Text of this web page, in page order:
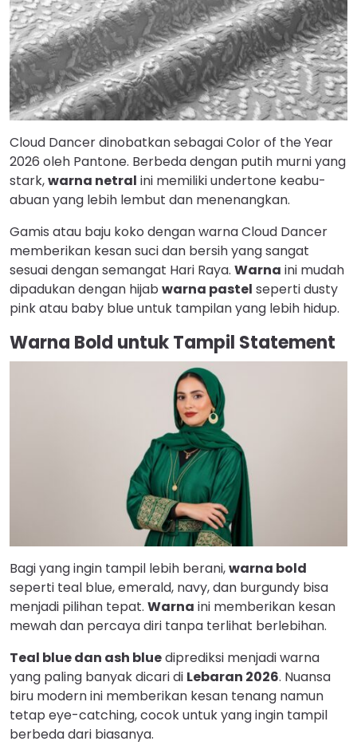
Cloud Dancer dinobatkan sebagai Color of the Year
2026 oleh Pantone. Berbeda dengan putih murni yang
stark,warna netral ini memiliki undertone keabu-
abuan yang lebih lembut dan menenangkan.
Gamis atau baju koko dengan warna Cloud Dancer
memberikan kesan suci dan bersih yang sangat
sesuai dengan semangat Hari Raya. Warna ini mudah
dipadukan dengan hijab warna pastel seperti dusty
pink atau baby blue untuk tampilan yang lebih hidup.
Warna Bold untuk Tampil Statement
Bagi yang ingin tampil lebih berani,warna bold
seperti teal blue, emerald, navy, dan burgundy bisa
menjadi pilihan tepat. Warna ini memberikan kesan
mewah dan percaya diri tanpa terlihat berlebihan.
Teal blue dan ash bluediprediksi menjadi warna
yang paling banyak dicari di Lebaran 2026. Nuansa
biru modern ini memberikan kesan tenang namun
tetap eye-catching, cocok untuk yang ingin tampil
berbeda dari biasanya.